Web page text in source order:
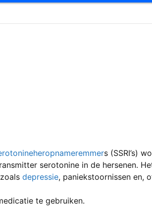
s (SSRI’s)
serotonine in de hersenen.
depressie, paniekstoornissen en,
te gebruiken.